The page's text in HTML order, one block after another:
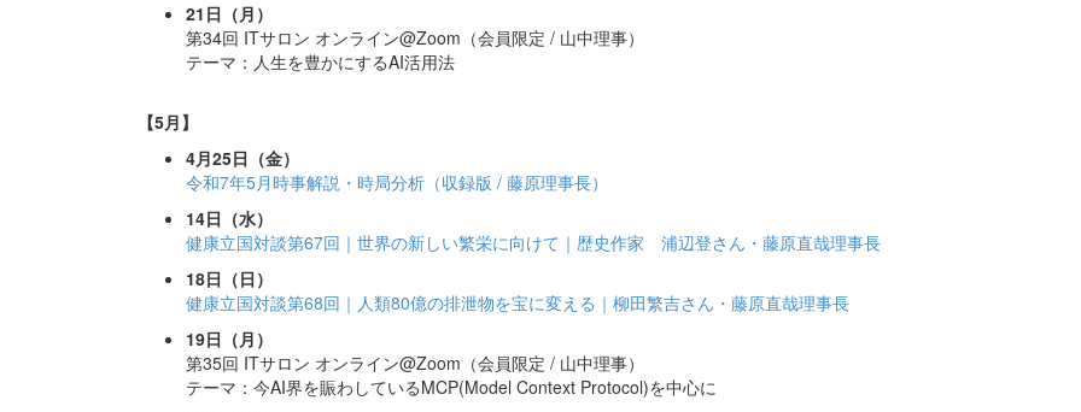
21日（月）
第34回 ITサロン オンライン@Zoom（会員限定 / 山中理事）
テーマ：人生を豊かにするAI活用法
【5月】
4月25日（金）
令和7年5月時事解説・時局分析（収録版 / 藤原理事長）
14日（水）
健康立国対談第67回｜世界の新しい繁栄に向けて｜歴史作家 浦辺登さん・藤原直哉理事長
18日（日）
健康立国対談第68回｜人類80億の排泄物を宝に変える｜柳田繁吉さん・藤原直哉理事長
19日（月）
第35回 ITサロン オンライン@Zoom（会員限定 / 山中理事）
テーマ：今AI界を賑わしているMCP(Model Context Protocol)を中心に